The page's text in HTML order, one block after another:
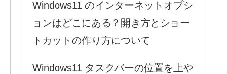
Windows11 のインターネットオプシ
ョンはどこにある？開き方とショー
トカットの作り方について
Windows11 タスクバーの位置を上や